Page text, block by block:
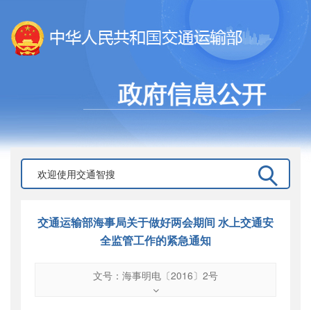
交通运输部海事局关于做好两会期间 水上交通安
全监管工作的紧急通知
文号：海事明电〔2016〕2号
海事明电〔2016〕2号